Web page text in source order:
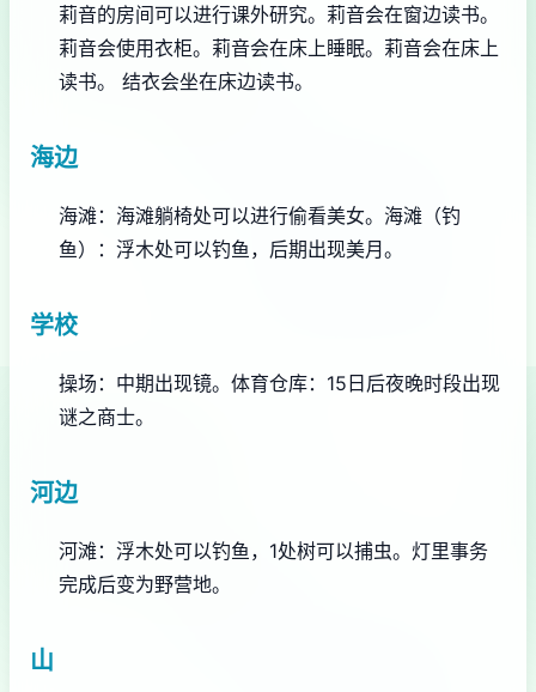
莉音的房间可以进行课外研究。 莉音会在窗边读书。
莉音会使用衣柜。 莉音会在床上睡眠。 莉音会在床上
读书。
结衣会坐在床边读书。
海边
海滩：海滩躺椅处可以进行偷看美女。 海滩（钓
鱼）：浮木处可以钓鱼，后期出现美月。
学校
操场：中期出现镜。 体育仓库：15日后夜晚时段出现
谜之商士。
河边
河滩：浮木处可以钓鱼，1处树可以捕虫。灯里事务
完成后变为野营地。
山